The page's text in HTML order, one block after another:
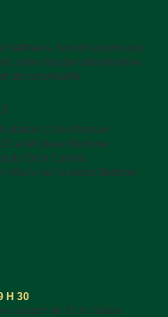
raffinées, brunch gourmand
notre équipe attentionnée
de convivialité.
H 30
à partir de 11 h / Salon
station Croix Rousse
arrêt place Bertone
du Gros Caillou
Vélo’v sur la place Bertone